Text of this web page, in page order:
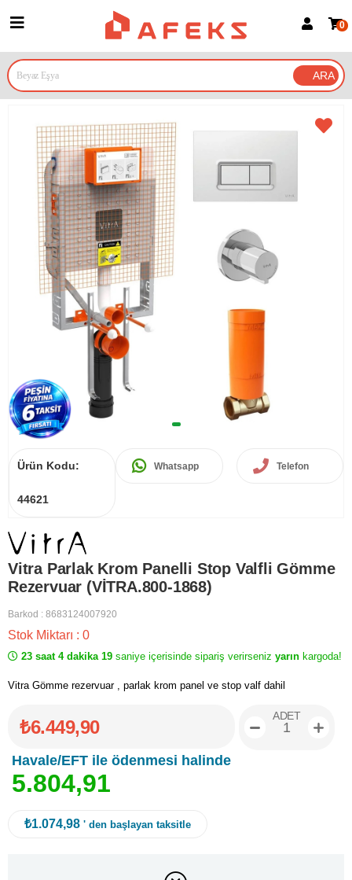
Google İle Bağlan
0
Ürün Kodu:
44621
Whatsapp Telefon
Vitra Parlak Krom Panelli Stop Valfli Gömme
Rezervuar (VİTRA.800-1868)
Barkod : 8683124007920
Stok Miktarı : 0
23 saat 4 dakika 19 saniye içerisinde sipariş verirseniz yarın kargoda!
Vitra Gömme rezervuar , parlak krom panel ve stop valf dahil
₺6.449,90
Havale/EFT ile ödenmesi halinde
5.804,91
ADET
₺1.074,98 ' den başlayan taksitle